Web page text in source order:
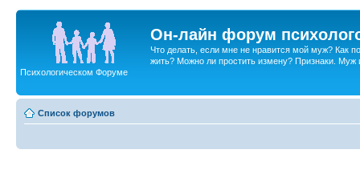
Он-лайн форум
Что делать, если мне не нравится мой муж? Как
жить? Можно ли простить измену? Признаки. Муж
Психологическом Форуме
Список форумов